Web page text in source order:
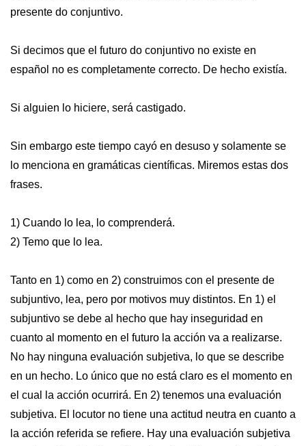
presente do conjuntivo.
Si decimos que el futuro do conjuntivo no existe en
español no es completamente correcto. De hecho existía.
Si alguien lo hiciere, será castigado.
Sin embargo este tiempo cayó en desuso y solamente se
lo menciona en gramáticas científicas. Miremos estas dos
frases.
1) Cuando lo lea, lo comprenderá.
2) Temo que lo lea.
Tanto en 1) como en 2) construimos con el presente de
subjuntivo, lea, pero por motivos muy distintos. En 1) el
subjuntivo se debe al hecho que hay inseguridad en
cuanto al momento en el futuro la acción va a realizarse.
No hay ninguna evaluación subjetiva, lo que se describe
en un hecho. Lo único que no está claro es el momento en
el cual la acción ocurrirá. En 2) tenemos una evaluación
subjetiva. El locutor no tiene una actitud neutra en cuanto a
la acción referida se refiere. Hay una evaluación subjetiva